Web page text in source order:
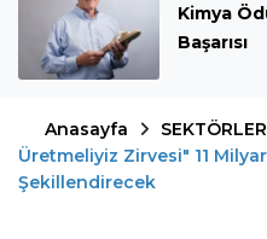
Kimya
Başarısı
Anasayfa SEKTÖRLER
Üretmeliyiz Zirvesi" 11
Şekillendirecek